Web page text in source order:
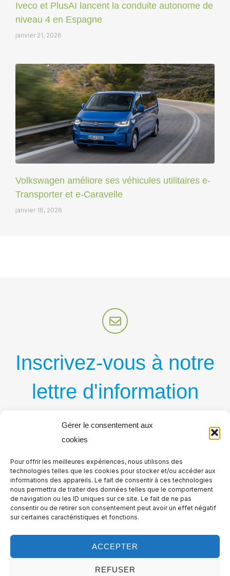
Gérer le consentement aux
cookies
Pour offrir les meilleures expériences, nous utilisons des
technologies telles que les cookies pour stocker et/ou accéder aux
informations des appareils. Le fait de consentir à ces technologies
nous permettra de traiter des données telles que le comportement
de navigation ou les ID uniques sur ce site. Le fait de ne pas
consentir ou de retirer son consentement peut avoir un effet négatif
sur certaines caractéristiques et fonctions.
ACCEPTER
REFUSER
Iveco et PlusAI lancent la conduite autonome de
niveau 4 en Espagne
janvier 21, 2026
Volkswagen améliore ses véhicules utilitaires e-
Transporter et e-Caravelle
janvier 16, 2026
Inscrivez-vous à notre
lettre d'information
par courriel
par courriel